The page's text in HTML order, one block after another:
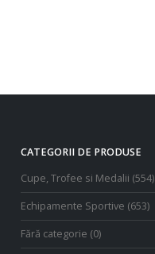
CATEGORII DE PRODUSE
Cupe, Trofee si Medalii (554)
Echipamente Sportive (653)
Fără categorie (0)